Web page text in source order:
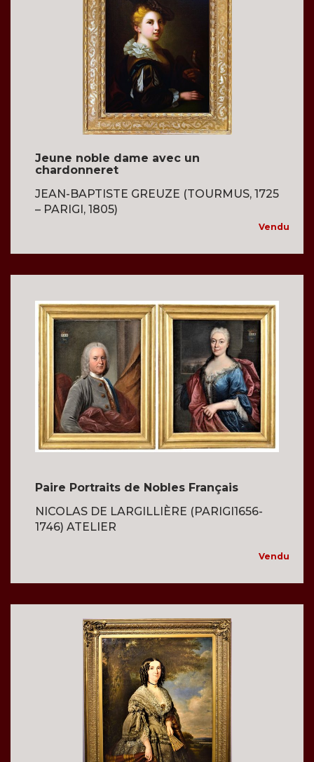
Jeune noble dame avec un
chardonneret
JEAN-BAPTISTE GREUZE (TOURMUS, 1725
– PARIGI, 1805)
Vendu
Paire Portraits de Nobles Français
NICOLAS DE LARGILLIÈRE (PARIGI1656-
1746) ATELIER
Vendu